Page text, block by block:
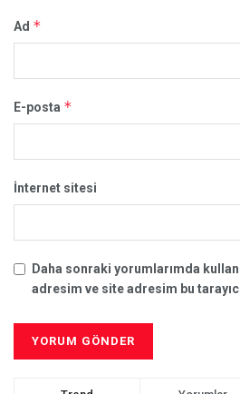
Ad *
E-posta *
İnternet sitesi
Daha sonraki yorumlarımda
adresim ve site adresim bu